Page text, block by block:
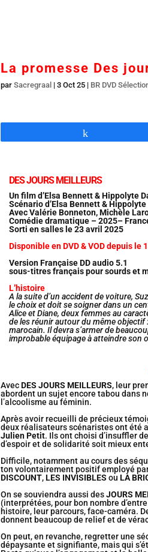
La promesse Des
par Sacregraal | 3 Oct 25| BR DVD
DES JOURS MEILLEURS
Un film d’Elsa Bennett & Hippolyte
Scénario d’Elsa Bennett &
Avec Valérie Bonneton, Michèle
Comédie dramatique – 2025–
Sorti en salles le 23 avril 2025
Disponible en DVD & VOD depuis le
Version Française DD audio 5.1
sous-titres français pour sourds et
L’histoire
A la suite d’un accident de voiture,
le choix et doit se soigner dans un
Alice et Diane, deux femmes au
de les réunir autour du même objectif
marocain. Il devra s’armer de
improbable équipage à atteindre son
AvecDES JOURS MEILLEURS, leur
abordent un sujet encore tabou dans
l’alcoolisme au féminin.
Après avoir recueilli de précieux
deux réalisateurs scénaristes ont été
Julien Petit. Ils ont choisi d’insuffler
d’espoir et de solidarité soit mieux
Difficile, notamment au cours des
ton volontairement positif employé
DISCOUNT,LES INVISIBLES ou LA
On se souviendra aussi desJOURS
(interprétées, pour bon nombre
histoire, leur parcours, face-caméra.
donnent beaucoup de relief et de
On peut, en revanche, regretter une
dépaysante et signifiante, mais qui